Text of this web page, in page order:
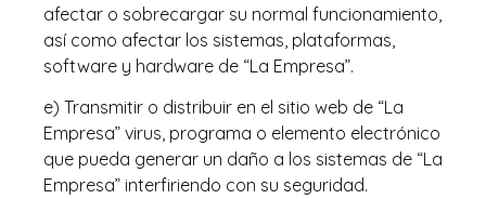
afectar o sobrecargar su normal funcionamiento,
así como afectar los sistemas, plataformas,
software y hardware de “La Empresa”.
e) Transmitir o distribuir en el sitio web de “La
Empresa” virus, programa o elemento electrónico
que pueda generar un daño a los sistemas de “La
Empresa” interfiriendo con su seguridad.